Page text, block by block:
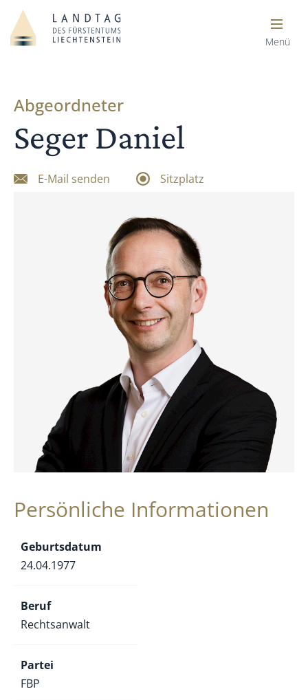
Menü
Abgeordneter
Seger Daniel
E-Mail senden Sitzplatz
Persönliche Informationen
Geburtsdatum
24.04.1977
Beruf
Rechtsanwalt
Partei
FBP